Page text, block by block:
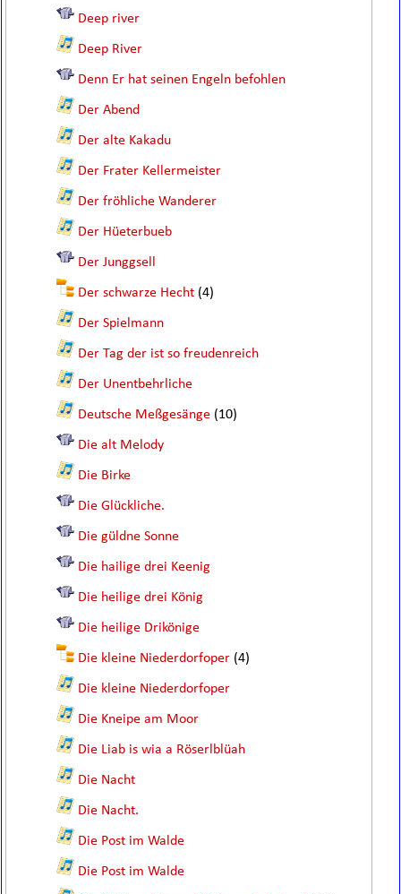
Deep river
Deep River
Denn Er hat seinen Engeln befohlen
Der Abend
Der alte Kakadu
Der Frater Kellermeister
Der fröhliche Wanderer
Der Hüeterbueb
Der Junggsell
Der schwarze Hecht (4)
Der Spielmann
Der Tag der ist so freudenreich
Der Unentbehrliche
Deutsche Meßgesänge (10)
Die alt Melody
Die Birke
Die Glückliche.
Die güldne Sonne
Die hailige drei Keenig
Die heilige drei König
Die heilige Drikönige
Die kleine Niederdorfoper (4)
Die kleine Niederdorfoper
Die Kneipe am Moor
Die Liab is wia a Röserlblüah
Die Nacht
Die Nacht.
Die Post im Walde
Die Post im Walde